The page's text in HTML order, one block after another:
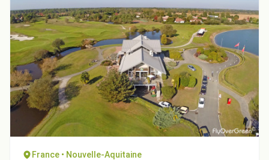
France • Nouvelle-Aquitaine